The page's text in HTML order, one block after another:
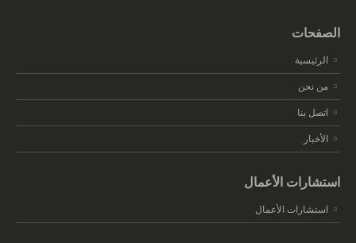
الصفحات
الرئيسية
من نحن
اتصل بنا
الأخبار
استشارات الأعمال
استشارات الأعمال